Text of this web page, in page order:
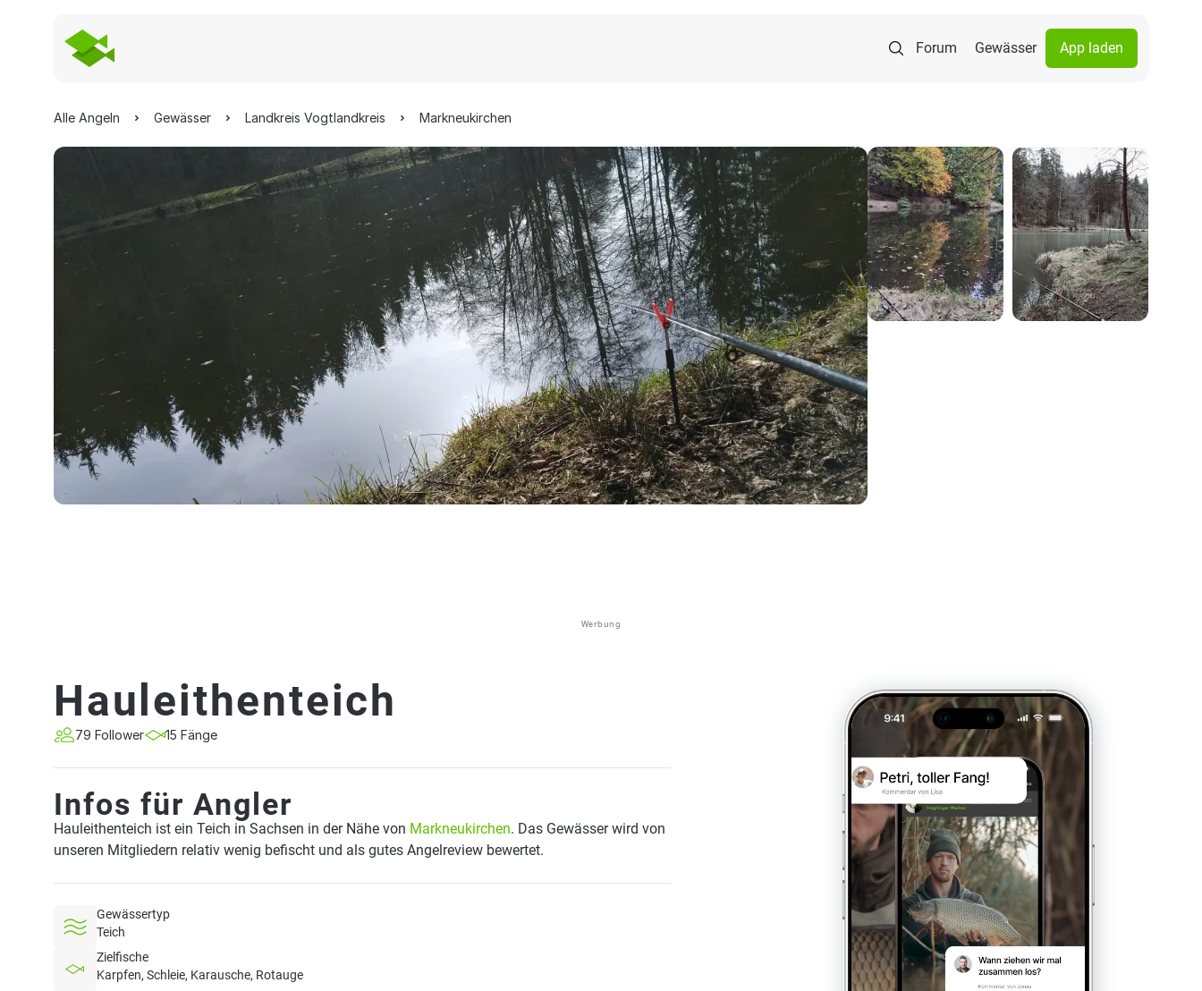
Forum Gewässer App laden
Alle Angeln Gewässer Landkreis Vogtlandkreis Markneukirchen
Werbung
Hauleithenteich
79 Follower 15 Fänge
Infos für Angler
Hauleithenteich ist ein Teich in Sachsen in der Nähe von Markneukirchen. Das Gewässer wird von
unseren Mitgliedern relativ wenig befischt und als gutes Angelreview bewertet.
Gewässertyp
Teich
Zielfische
Karpfen, Schleie, Karausche, Rotauge